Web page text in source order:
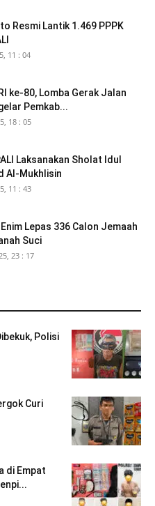
Resmi Lantik 1.469 PPPK
11 : 04
ke-80, Lomba Gerak Jalan
Pemkab...
18 : 05
Laksanakan Sholat Idul
Al-Mukhlisin
11 : 43
Lepas 336 Calon Jemaah
Suci
23 : 17
Polisi
Curi
di Empat